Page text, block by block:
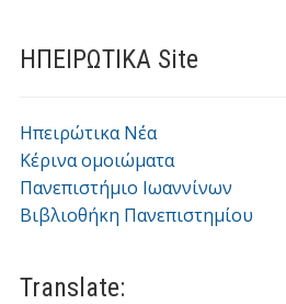
ΗΠΕΙΡΩΤΙΚΑ Site
Ηπειρώτικα Νέα
Κέρινα ομοιώματα
Πανεπιστήμιο Ιωαννίνων
Βιβλιοθήκη Πανεπιστημίου
Translate: